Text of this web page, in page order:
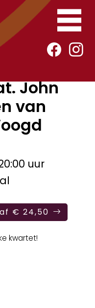
John
van
uur
€ 24,50
kwartet!